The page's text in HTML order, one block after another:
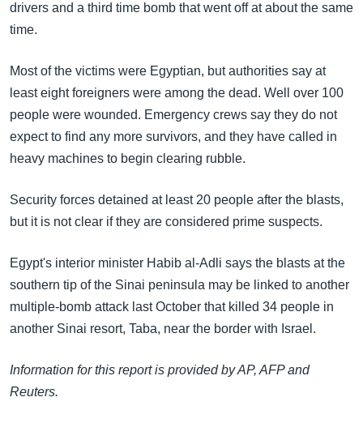
ရန်
နေရာ
ကျော်
ရန်
drivers and a third time bomb that went off at about the same
time.
Most of the victims were Egyptian, but authorities say at
least eight foreigners were among the dead. Well over 100
people were wounded. Emergency crews say they do not
expect to find any more survivors, and they have called in
heavy machines to begin clearing rubble.
Security forces detained at least 20 people after the blasts,
but it is not clear if they are considered prime suspects.
Egypt's interior minister Habib al-Adli says the blasts at the
southern tip of the Sinai peninsula may be linked to another
multiple-bomb attack last October that killed 34 people in
another Sinai resort, Taba, near the border with Israel.
Information for this report is provided by AP, AFP and
Reuters.